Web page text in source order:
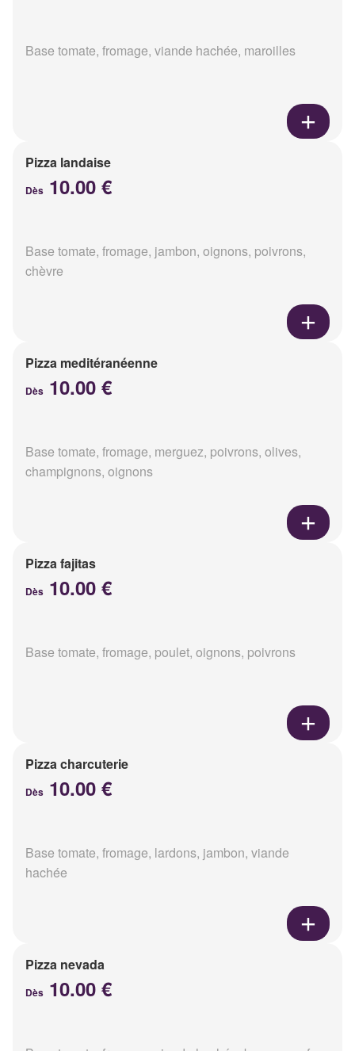
Base tomate, fromage, viande hachée, maroilles
Pizza landaise
Dès 10.00 €
Base tomate, fromage, jambon, oignons, poivrons,
chèvre
Pizza meditéranéenne
Dès 10.00 €
Base tomate, fromage, merguez, poivrons, olives,
champignons, oignons
Pizza fajitas
Dès 10.00 €
Base tomate, fromage, poulet, oignons, poivrons
Pizza charcuterie
Dès 10.00 €
Base tomate, fromage, lardons, jambon, viande
hachée
Pizza nevada
Dès 10.00 €